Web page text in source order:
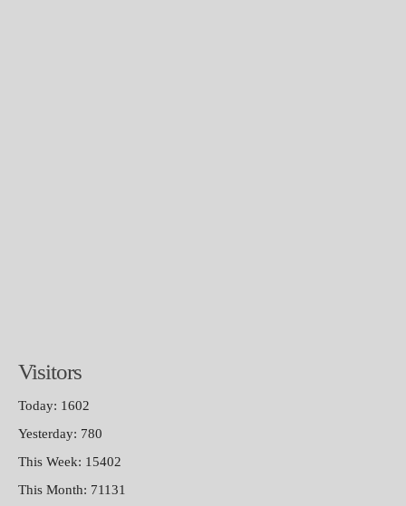
Visitors
Today: 1602
Yesterday: 780
This Week: 15402
This Month: 71131